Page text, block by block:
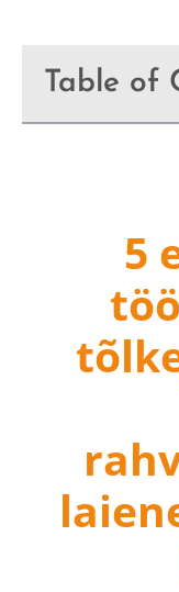
Table of
5